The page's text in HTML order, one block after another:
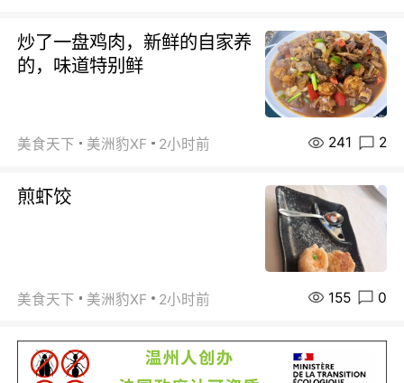
炒了一盘鸡肉，新鲜的自家养
的，味道特别鲜
美食天下 美洲豹XF 2小时前 241 2
煎虾饺
美食天下 美洲豹XF 2小时前 155 0